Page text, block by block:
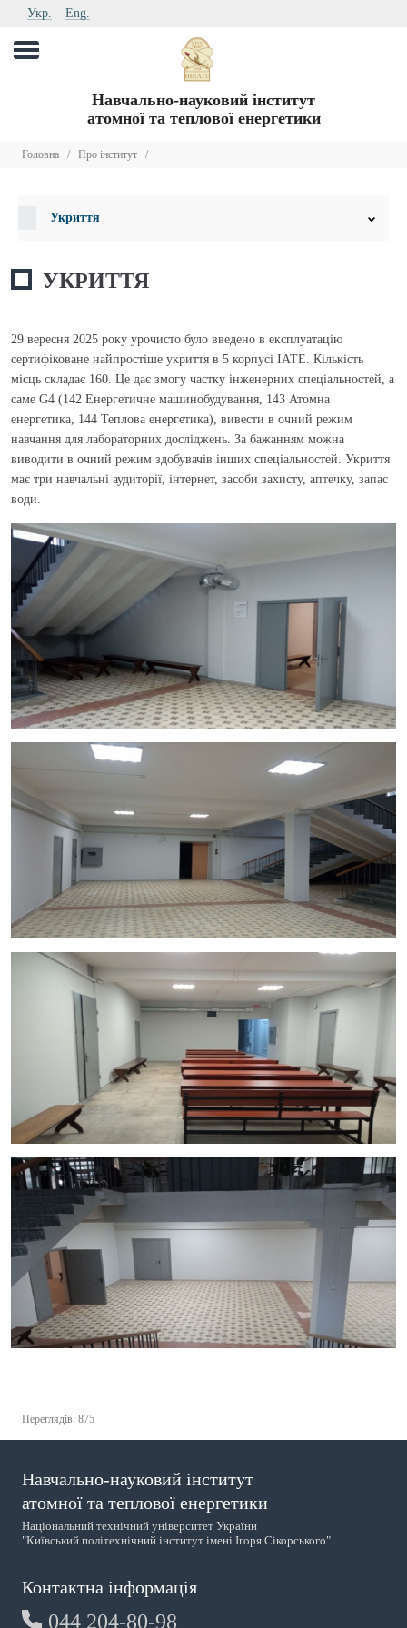
Укр. Eng.
Навчально-науковий інститут
атомної та теплової енергетики
Головна / Про інститут /
Укриття
УКРИТТЯ
29 вересня 2025 року урочисто було введено в експлуатацію
сертифіковане найпростіше укриття в 5 корпусі ІАТЕ. Кількість
місць складає 160. Це дає змогу частку інженерних спеціальностей, а
саме G4 (142 Енергетичне машинобудування, 143 Атомна
енергетика, 144 Теплова енергетика), вивести в очний режим
навчання для лабораторних досліджень. За бажанням можна
виводити в очний режим здобувачів інших спеціальностей. Укриття
має три навчальні аудиторії, інтернет, засоби захисту, аптечку, запас
води.
Переглядів: 875
Навчально-науковий інститут
атомної та теплової енергетики
Національний технічний університет України
"Київський політехнічний інститут імені Ігоря Сікорського"
Контактна інформація
044 204-80-98